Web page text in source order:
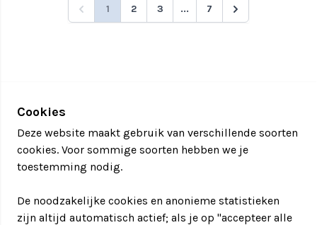
1 2 3 ... 7
Cookies
Deze website maakt gebruik van verschillende soorten
cookies. Voor sommige soorten hebben we je
toestemming nodig.
De noodzakelijke cookies en anonieme statistieken
zijn altijd automatisch actief; als je op "accepteer alle